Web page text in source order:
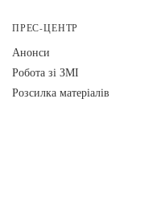
ПРЕС-ЦЕНТР
Анонси
Робота зі ЗМІ
Розсилка матеріалів